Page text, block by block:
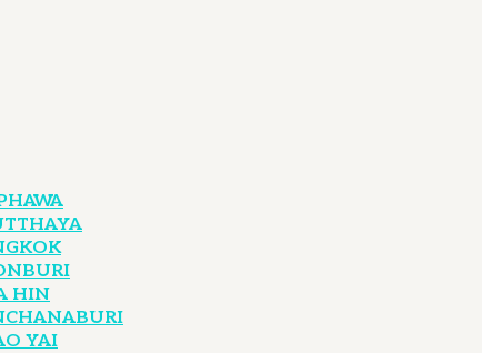
HIN
YAI